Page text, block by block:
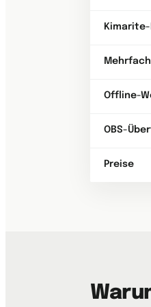
Offline-
OBS-
Preise